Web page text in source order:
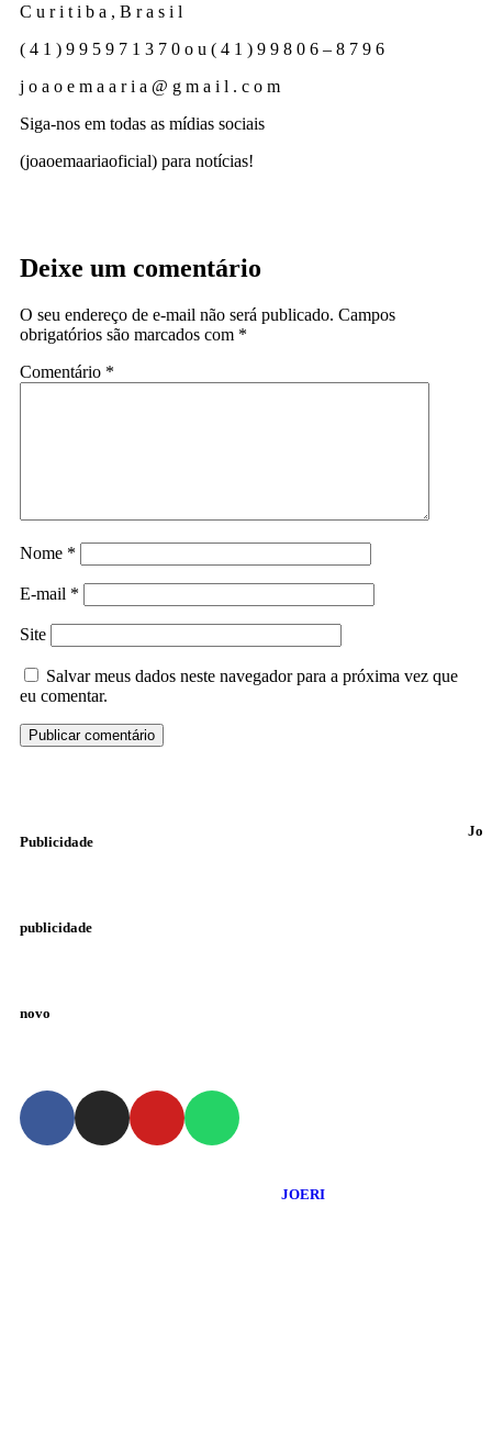
C u r i t i b a , B r a s i l
( 4 1 ) 9 9 5 9 7 1 3 7 0 o u ( 4 1 ) 9 9 8 0 6 – 8 7 9 6
j o a o e m a a r i a @ g m a i l . c o m
Siga-nos em todas as mídias sociais
(joaoemaariaoficial) para notícias!
Deixe um comentário
O seu endereço de e-mail não será publicado. Campos
obrigatórios são marcados com *
Comentário *
Nome *
E-mail *
Site
Salvar meus dados neste navegador para a próxima vez que
eu comentar.
Publicidade
publicidade
novo
Jo
JOERI